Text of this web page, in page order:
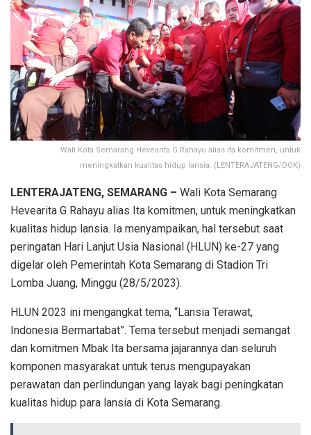
Wali Kota Semarang Hevearita G Rahayu alias Ita komitmen, untuk
meningkatkan kualitas hidup lansia. (LENTERAJATENG/DOK)
LENTERAJATENG, SEMARANG – Wali Kota Semarang
Hevearita G Rahayu alias Ita komitmen, untuk meningkatkan
kualitas hidup lansia. Ia menyampaikan, hal tersebut saat
peringatan Hari Lanjut Usia Nasional (HLUN) ke-27 yang
digelar oleh Pemerintah Kota Semarang di Stadion Tri
Lomba Juang, Minggu (28/5/2023).
HLUN 2023 ini mengangkat tema, “Lansia Terawat,
Indonesia Bermartabat”. Tema tersebut menjadi semangat
dan komitmen Mbak Ita bersama jajarannya dan seluruh
komponen masyarakat untuk terus mengupayakan
perawatan dan perlindungan yang layak bagi peningkatan
kualitas hidup para lansia di Kota Semarang.